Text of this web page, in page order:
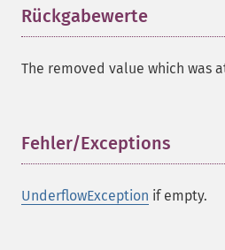
Rückgabewerte
The removed value which was
Fehler/Exceptions
UnderflowException if empty.